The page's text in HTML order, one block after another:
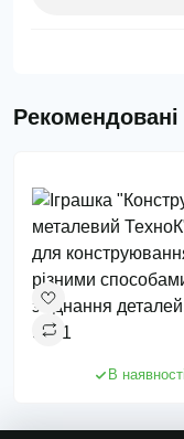
Рекомендовані
В наявності